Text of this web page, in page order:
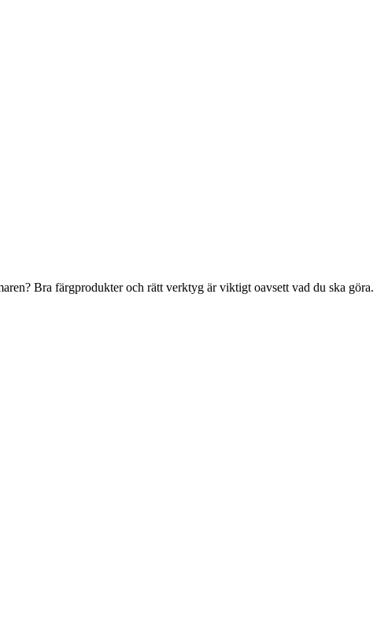
Bra färgprodukter och rätt verktyg är viktigt oavsett vad du ska göra.